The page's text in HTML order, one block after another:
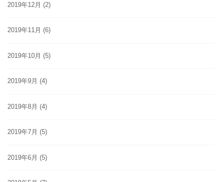
2019年12月 (2)
2019年11月 (6)
2019年10月 (5)
2019年9月 (4)
2019年8月 (4)
2019年7月 (5)
2019年6月 (5)